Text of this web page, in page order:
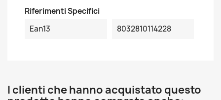
Riferimenti Specifici
Ean13
8032810114228
I clienti che hanno acquistato questo